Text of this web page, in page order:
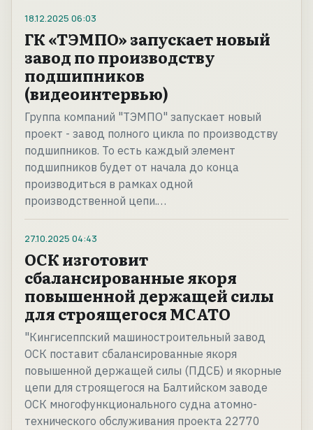
18.12.2025 06:03
ГК «ТЭМПО» запускает новый
завод по производству
подшипников
(видеоинтервью)
Группа компаний "ТЭМПО" запускает новый
проект - завод полного цикла по производству
подшипников. То есть каждый элемент
подшипников будет от начала до конца
производиться в рамках одной
производственной цепи.…
27.10.2025 04:43
ОСК изготовит
сбалансированные якоря
повышенной держащей силы
для строящегося МСАТО
"Кингисеппский машиностроительный завод
ОСК поставит сбалансированные якоря
повышенной держащей силы (ПДСБ) и якорные
цепи для строящегося на Балтийском заводе
ОСК многофункционального судна атомно-
технического обслуживания проекта 22770